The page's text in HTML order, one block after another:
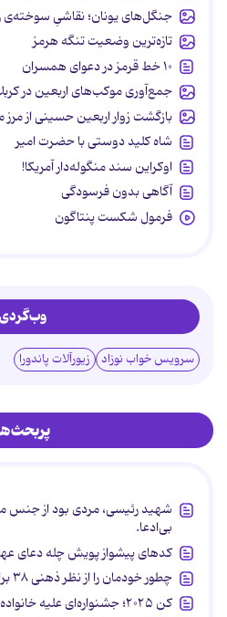
جنگل‌های یونان؛ نقاشیِ سوخته‌ی
تازه‌ترین وضعیت تنگه هرمز
۱۰ خط قرمز در دعوای همسران
جمع‌آوری موکب‌های اربعین در
بازگشت زوار اربعین حسینی از مرز
شاه کلید دوستی با حضرت امیر
اوکراین سند منگوله‌دار آمریکا!
آگاهی بدون فرسودگی
فرمول شکست پنتاگون
وب‌گردی
سرویس خواب نوزاد زیورآلات پاندورا
شهید رئیسی، مردی بود از جنس
بی‌ادعا.
کدهای پیشواز پویش چله دعای
چطور خودمان را از نظر ذهنی ۳۸ برابر قوی‌تر کنیم؟
کن ۲۰۲۵؛ جشنواره‌ای علیه خانواده